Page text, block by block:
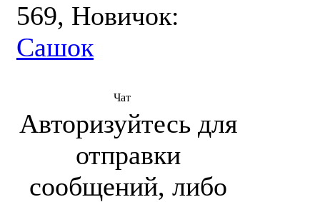
569, Новичок:
Сашок
Чат
Авторизуйтесь для
отправки
сообщений, либо